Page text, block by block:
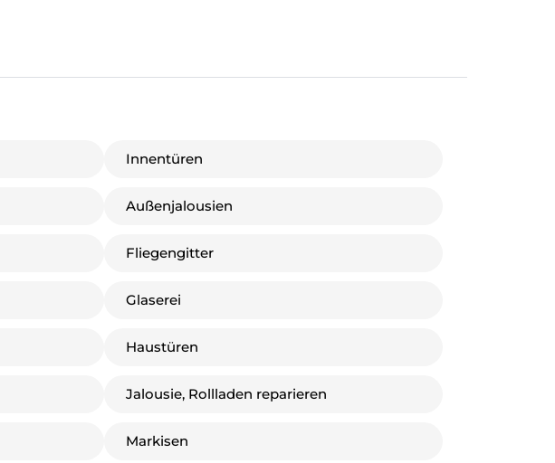
Innentüren
Außenjalousien
Fliegengitter
Glaserei
Haustüren
Jalousie, Rollladen reparieren
Markisen